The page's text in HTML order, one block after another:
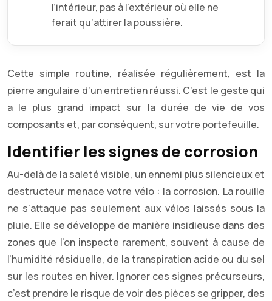
l’intérieur, pas à l’extérieur où elle ne
ferait qu’attirer la poussière.
Cette simple routine, réalisée régulièrement, est la
pierre angulaire d’un entretien réussi. C’est le geste qui
a le plus grand impact sur la durée de vie de vos
composants et, par conséquent, sur votre portefeuille.
Identifier les signes de corrosion
Au-delà de la saleté visible, un ennemi plus silencieux et
destructeur menace votre vélo : la corrosion. La rouille
ne s’attaque pas seulement aux vélos laissés sous la
pluie. Elle se développe de manière insidieuse dans des
zones que l’on inspecte rarement, souvent à cause de
l’humidité résiduelle, de la transpiration acide ou du sel
sur les routes en hiver. Ignorer ces signes précurseurs,
c’est prendre le risque de voir des pièces se gripper, des